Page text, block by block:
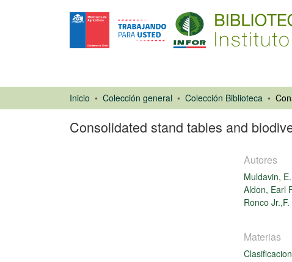
Inicio Colección general Colección Biblioteca
Consolidated stand tables and
Autores
Muldavin, E.
Aldon, Earl
Ronco Jr.,F.
Materias
Clasificacion